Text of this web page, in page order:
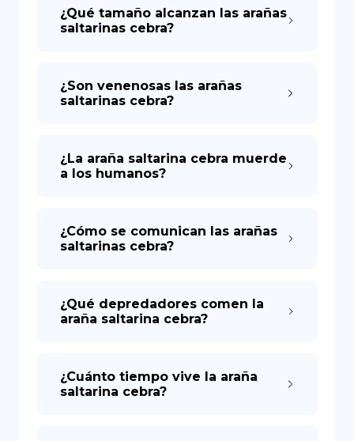
¿Qué tamaño alcanzan las arañas
saltarinas cebra?
¿Son venenosas las arañas
saltarinas cebra?
¿La araña saltarina cebra muerde
a los humanos?
¿Cómo se comunican las arañas
saltarinas cebra?
¿Qué depredadores comen la
araña saltarina cebra?
¿Cuánto tiempo vive la araña
saltarina cebra?